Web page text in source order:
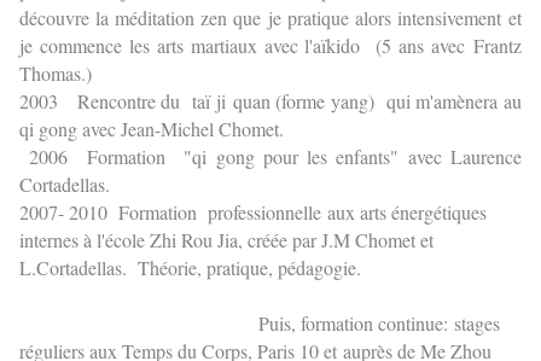
découvre la méditation zen que je pratique alors intensivement et
je commence les arts martiaux avec l'aïkido (5 ans avec Frantz
Thomas.)
2003 Rencontre du taï ji quan (forme yang) qui m'amènera au
qi gong avec Jean-Michel Chomet.
2006 Formation "qi gong pour les enfants" avec Laurence
Cortadellas.
2007- 2010 Formation professionnelle aux arts énergétiques
internes à l'école Zhi Rou Jia, créée par J.M Chomet et
L.Cortadellas. Théorie, pratique, pédagogie.
Puis, formation continue: stages
réguliers aux Temps du Corps, Paris 10 et auprès de Me Zhou